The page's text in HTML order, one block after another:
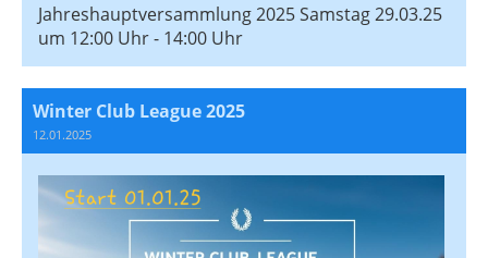
Jahreshauptversammlung 2025 Samstag 29.03.25
um 12:00 Uhr - 14:00 Uhr
Winter Club League 2025
12.01.2025